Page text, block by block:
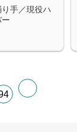
手／現役ハ